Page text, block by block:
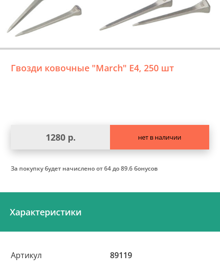
Гвозди ковочные "March" Е4, 250 шт
1280 р. нет в наличии
За покупку будет начисленоот 64 до 89.6 бонусов
Характеристики
Артикул
89119